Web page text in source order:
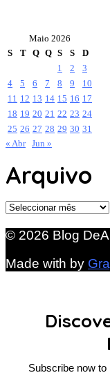
Maio 2026
S
T Q Q S S
D
1
2
3
4
5 6 7 8 9
10
11 12 13 14 15 16 17
18 19 20 21 22 23 24
25 26 27 28 29 30 31
« Abr Jun »
Arquivo
Arquivo
© 2026 Blog
Made with by
Subscribe now